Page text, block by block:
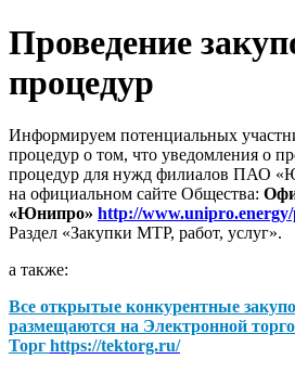
Проведение
процедур
Информируем потенциальных
процедур о том, что уведомления о
процедур для нужд филиалов ПАО
на официальном сайте Общества:
«Юнипро» http://
Раздел «Закупки МТР, работ, услуг».
а также:
Все открытые конкурентные
размещаются на Электронной
Торг https://tektorg.ru/